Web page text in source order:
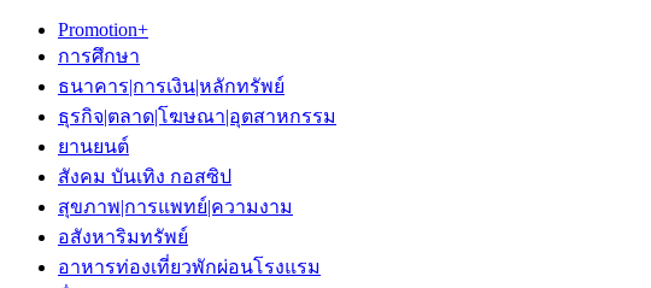
Promotion+
การศึกษา
ธนาคาร|การเงิน|หลักทรัพย์
ธุรกิจ|ตลาด|โฆษณา|อุตสาหกรรม
ยานยนต์
สังคม บันเทิง กอสซิป
สุขภาพ|การแพทย์|ความงาม
อสังหาริมทรัพย์
อาหารท่องเที่ยวพักผ่อนโรงแรม